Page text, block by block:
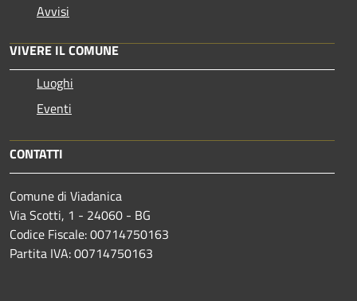
Avvisi
VIVERE IL COMUNE
Luoghi
Eventi
CONTATTI
Comune di Viadanica
Via Scotti, 1 - 24060 - BG
Codice Fiscale: 00714750163
Partita IVA: 00714750163